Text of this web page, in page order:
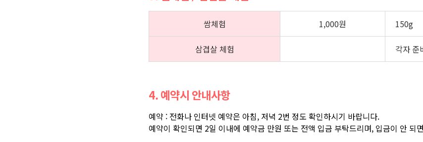
쌈체험 1,000원 150g
삼겹살 체험 각자 준
4. 예약시 안내사항
예약 : 전화나 인터넷 예약은 아침, 저녁 2번 정도 확인하시기 바랍니다.
예약이 확인되면 2일 이내에 예약금 만원 또는 전액 입금 부탁드리며, 입금이 안 되